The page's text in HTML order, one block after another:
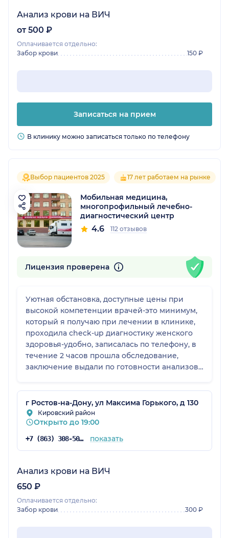
Анализ крови на ВИЧ
от 500 ₽
Оплачивается отдельно:
Забор крови
150 ₽
Записаться на прием
В клинику можно записаться только по телефону
Выбор пациентов 2025 17 лет работаем на рынке
Мобильная медицина,
многопрофильный лечебно-
диагностический центр
4.6 112 отзывов
Лицензия проверена
Уютная обстановка, доступные цены при
высокой компетенции врачей-это минимум,
который я получаю при лечении в клинике,
проходила check-up диагностику женского
здоровья-удобно, записалась по телефону, в
течение 2 часов прошла обследование,
заключение выдали по готовности анализов.
г Ростов-на-Дону, ул Максима Горького, д 130
Кировский район
Открыто до 19:00
+7 (863) 308-50-39 показать
Анализ крови на ВИЧ
650 ₽
Оплачивается отдельно:
Забор крови
300 ₽